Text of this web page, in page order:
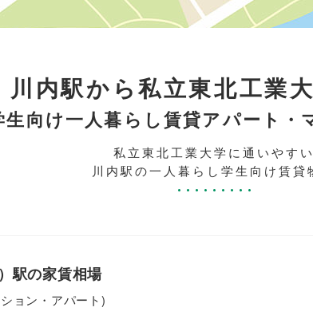
川内駅から私立東北工業
生向け一人暮らし賃貸アパート・
私立東北工業大学に通いやすい
川内駅の一人暮らし学生向け賃貸
駅の家賃相場
ョン・アパート)